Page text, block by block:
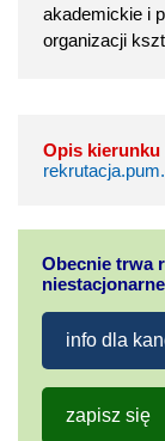
akademickie i
organizacji
Opis kierunku
Obecnie trwa
niestacjonarne
info dla
zapisz się